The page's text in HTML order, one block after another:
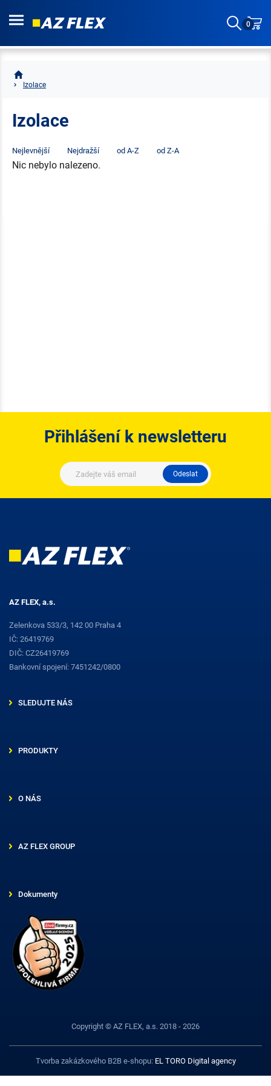
0
Izolace
Izolace
Nejlevnější Nejdražší od A-Z od Z-A
Nic nebylo nalezeno.
Přihlášení k newsletteru
Odeslat
AZ FLEX, a.s.
Zelenkova 533/3, 142 00 Praha 4
IČ: 26419769
DIČ: CZ26419769
Bankovní spojení: 7451242/0800
SLEDUJTE NÁS
PRODUKTY
O NÁS
AZ FLEX GROUP
Dokumenty
Copyright © AZ FLEX, a.s. 2018 - 2026
Tvorba zakázkového B2B e-shopu: EL TORO Digital agency